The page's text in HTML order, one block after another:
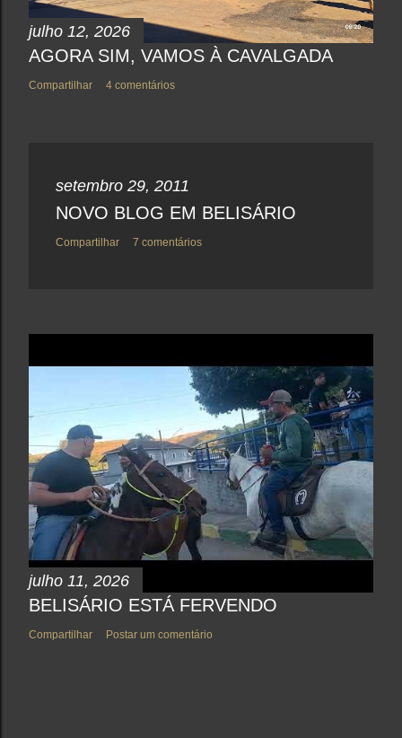
julho 12, 2026
AGORA SIM, VAMOS À CAVALGADA
Compartilhar 4 comentários
setembro 29, 2011
NOVO BLOG EM BELISÁRIO
Compartilhar 7 comentários
julho 11, 2026
BELISÁRIO ESTÁ FERVENDO
Compartilhar Postar um comentário